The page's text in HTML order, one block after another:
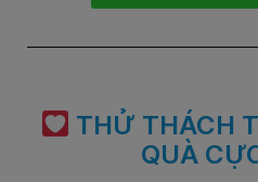
THỬ THÁCH
QUÀ